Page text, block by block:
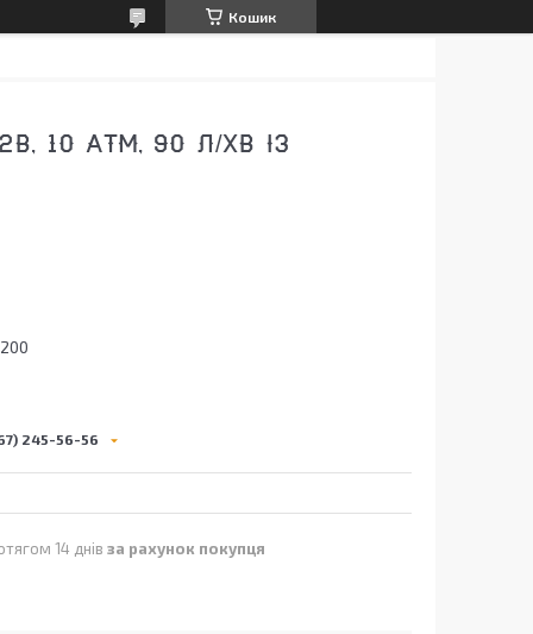
Кошик
10 АТМ, 90 Л/ХВ ІЗ
245-56-56
14 днів за рахунок покупця